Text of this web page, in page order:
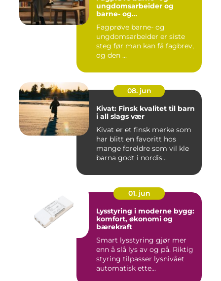
ungdomsarbeider og
barne- og
– veien til fagbrev
Fagprøve barne- og
ungdomsarbeider er siste
steg før man kan få fagbrev,
og den ...
08. jun
Kivat: Finsk kvalitet til barn
i all slags vær
Kivat er et finsk merke som
har blitt en favoritt hos
mange foreldre som vil kle
barna godt i nordis...
01. jun
Lysstyring i moderne bygg:
komfort, økonomi og
bærekraft
Smart lysstyring gjør mer
enn å slå lys av og på. Riktig
styring tilpasser lysnivået
automatisk ette...